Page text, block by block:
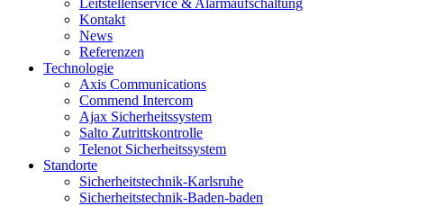
Leitstellenservice & Alarmaufschaltung
Kontakt
News
Referenzen
Technologie
Axis Communications
Commend Intercom
Ajax Sicherheitssystem​
Salto Zutrittskontrolle
Telenot Sicherheitssystem
Standorte
Sicherheitstechnik-Karlsruhe
Sicherheitstechnik-Baden-baden